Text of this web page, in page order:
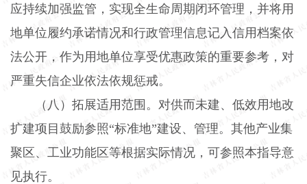
应持续加强监管，实现全生命周期闭环管理，并将用
地单位履约承诺情况和行政管理信息记入信用档案依
法公开，作为用地单位享受优惠政策的重要参考，对
严重失信企业依法依规惩戒。
（八）拓展适用范围。 对供而未建、低效用地改
扩建项目鼓励参照“标准地”建设、管理。其他产业集
聚区、工业功能区等根据实际情况，可参照本指导意
见执行。